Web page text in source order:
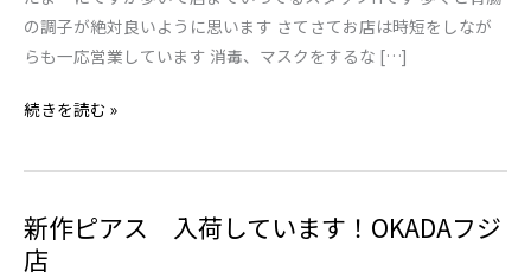
の調子が絶対良いように思います さてさてお店は時短をしなが
らも一応営業しています 消毒、マスクをするな […]
の
宝
そ
２
続きを読む »
新作ピアス 入荷しています！OKADAフジ
店
新
作